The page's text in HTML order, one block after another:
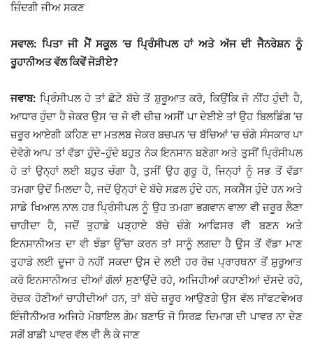
ਜ਼ਿੰਦਗੀ ਜੀਅ ਸਕਣ
ਸਵਾਲ: ਪਿਤਾ ਜੀ ਮੈਂ ਸਕੂਲ ’ਚ ਪ੍ਰਿੰਸੀਪਲ ਹਾਂ ਅਤੇ ਅੱਜ ਦੀ ਜੈਨਰੇਸ਼ਨ ਨੂੰ
ਰੂਹਾਨੀਅਤ ਵੱਲ ਕਿਵੇਂ ਜੋੜੀਏ?
ਜਵਾਬ: ਪ੍ਰਿੰਸੀਪਲ ਹੋ ਤਾਂ ਛੋਟੇ ਬੱਚੇ ਤੋਂ ਸ਼ੁਰੂਆਤ ਕਰੋ, ਕਿਉਂਕਿ ਜੋ ਨੀਂਹ ਹੁੰਦੀ ਹੈ,
ਆਧਾਰ ਹੁੰਦਾ ਹੈ ਜੇਕਰ ਉਸ ’ਚ ਜੋ ਵੀ ਚੀਜ਼ ਅਸੀਂ ਪਾ ਦੇਈਏ ਤਾਂ ਉਹ ਬਿਲਡਿੰਗ ’ਚ
ਜ਼ਰੂਰ ਆਏਗੀ ਕਹਿਣ ਦਾ ਮਤਲਬ ਜੇਕਰ ਬਚਪਨ ’ਚ ਬੱਚਿਆਂ ’ਚ ਚੰਗੇ ਸੰਸਕਾਰ ਪਾ
ਦੇਵੋਗੇ ਆਪ ਤਾਂ ਵੱਡਾ ਹੁੰਦੇ-ਹੁੰਦੇ ਬਹੁਤ ਨੇਕ ਇਨਸਾਨ ਬਣੇਗਾ ਅਤੇ ਤੁਸੀਂ ਪ੍ਰਿੰਸੀਪਲ
ਹੋ ਤਾਂ ਉਨ੍ਹਾਂ ਲਈ ਬਹੁਤ ਚੰਗਾ ਹੈ, ਤੁਸੀਂ ਉਹ ਗੁਰੂ ਹੋ, ਜਿਨ੍ਹਾਂ ਨੂੰ ਸਭ ਤੋਂ ਵੱਡਾ
ਤਮਗਾ ਉਦੋਂ ਮਿਲਦਾ ਹੈ, ਜਦੋਂ ਉਨ੍ਹਾਂ ਦੇ ਬੱਚੇ ਸਫ਼ਲ ਹੁੰਦੇ ਹਨ, ਸਕਸੈੱਸ ਹੁੰਦੇ ਹਨ ਅਤੇ
ਸਾਡੇ ਖਿਆਲ ਨਾਲ ਹਰ ਪ੍ਰਿੰਸੀਪਲ ਨੂੰ ਉਹ ਤਮਗਾ ਭਗਵਾਨ ਵਾਲਾ ਵੀ ਜ਼ਰੂਰ ਲੈਣਾ
ਚਾਹੀਦਾ ਹੈ, ਜਦੋਂ ਤੁਹਾਡੇ ਪੜ੍ਹਾਏ ਬੱਚੇ ਚੰਗੇ ਆਫਿਸਰ ਵੀ ਬਣਨ ਅਤੇ
ਇਨਸਾਨੀਅਤ ਦਾ ਵੀ ਝੰਡਾ ਉੱਚਾ ਕਰਨ ਤਾਂ ਸਾਨੂੰ ਲਗਦਾ ਹੈ ਉਸ ਤੋਂ ਵੱਡਾ ਮਾਣ
ਤੁਹਾਡੇ ਲਈ ਦੂਜਾ ਹੋ ਨਹੀਂ ਸਕਦਾ ਉਸ ਦੇ ਲਈ ਹਰ ਰੋਜ਼ ਪ੍ਰਾਰਥਨਾ ਤੋਂ ਸ਼ੁਰੂਆਤ
ਕਰੋ ਇਨਸਾਨੀਅਤ ਦੀਆਂ ਗੱਲਾਂ ਸੁਣਾਉਂਦੇ ਰਹੋ, ਅਜਿਹੀਆਂ ਕਹਾਣੀਆਂ ਦੱਸਦੇ ਰਹੋ,
ਰੋਚਕ ਹੋਣੀਆਂ ਚਾਹੀਦੀਆਂ ਹਨ, ਤਾਂ ਬੱਚੇ ਜ਼ਰੂਰ ਆਉਣਗੇ ਉਸ ਵੱਲ ਸਾੱਫਟਵੇਅਰ
ਇੰਜੀਨੀਅਰ ਅਜਿਹੇ ਮੋਬਾਇਲ ਗੇਮ ਬਣਾਓ ਜੋ ਸਿਰਫ਼ ਦਿਮਾਗ ਦੀ ਪਾਵਰ ਨਾ ਦੇਣ
ਸਗੋਂ ਬਾਡੀ ਪਾਵਰ ਵੱਲ ਵੀ ਲੈ ਕੇ ਜਾਣ